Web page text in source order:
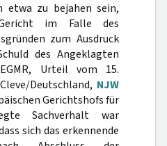
etwa zu bejahen sein,
im Falle des
zum Ausdruck
des Angeklagten
Urteil vom 15.
Deutschland, NJW
Gerichtshofs für
Sachverhalt war
sich das erkennende